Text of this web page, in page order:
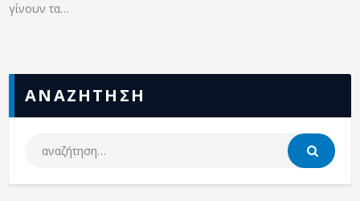
γίνουν τα…
ΑΝΑΖΗΤΗΣΗ